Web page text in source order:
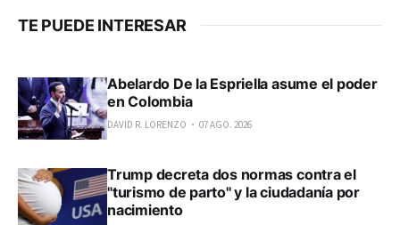
TE PUEDE INTERESAR
Abelardo De la Espriella asume el poder
en Colombia
DAVID R. LORENZO 07 AGO. 2026
Trump decreta dos normas contra el
"turismo de parto" y la ciudadanía por
nacimiento